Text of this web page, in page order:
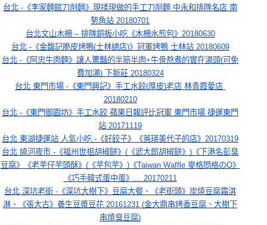
台北 -《李家麵館刀削麵》現揉現做的手工刀削麵 中永和排隊名店 南
勢角站 20180701
台北文山木柵 – 排隊銅板小吃《木柵水煎包》20180630
台北 -《金馥記脆皮烤鴨(士林總店)》冠軍烤鴨 士林站 20180609
台北 -《阿忠牛肉麵》讓人驚豔的半筋半肉+牛骨熬煮的實在湯頭(可免
費加湯) 下新莊 20180324
台北 東門市場 -《東門興記》手工水餃(厚皮)老店 林青霞愛店
20180210
台北 -《東門御園坊》手工水餃 蘋果日報評比冠軍 東門市場 捷運東門
站 20171119
台北 東湖捷運站 人氣小吃 -《好餃子》《英瑛美代子的店》20170319
台北 繞河夜市 -《福州世祖胡椒餅》(《武大郎胡椒餅》)《下港名彭臭
豆腐》《老芋仔芋頭酥》(《芋包芋》)《Taiwan Waffle 麥格問格のQ》
《巧手韓式蛋中蛋》… 20170211
台北 深坑老街 -《深坑大樹下》豆腐大餐、《老街頭》炭燒豆腐霜淇
淋、《張大古》養生豆漿豆花 20161231 (金大鼎串烤香豆腐、大樹下
串燒臭豆腐)